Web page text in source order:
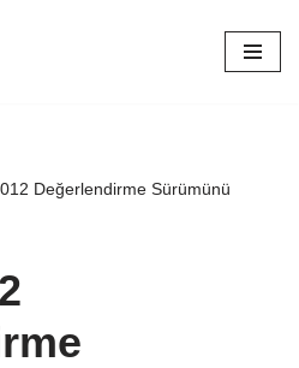
Değerlendirme Sürümünü